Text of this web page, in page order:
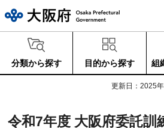
分類から探す 目的から探す 組
更新日：2025
令和7年度 大阪府委託訓